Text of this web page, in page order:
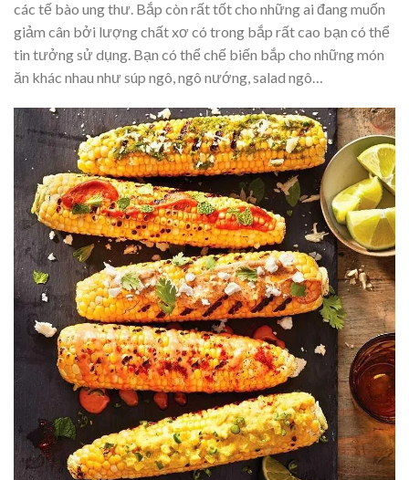
các tế bào ung thư. Bắp còn rất tốt cho những ai đang muốn
giảm cân bởi lượng chất xơ có trong bắp rất cao bạn có thể
tin tưởng sử dụng. Bạn có thể chế biến bắp cho những món
ăn khác nhau như súp ngô, ngô nướng, salad ngô…